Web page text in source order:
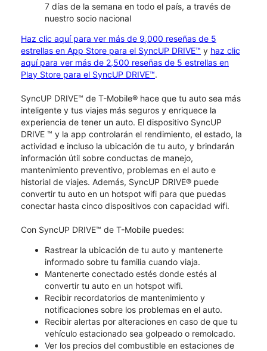
7 días de la semana en todo el país, a través de
nuestro socio nacional
Haz clic aquí para ver más de 9,000 reseñas de 5
estrellas en App Store para el SyncUP DRIVE™ y haz clic
aquí para ver más de 2,500 reseñas de 5 estrellas en
Play Store para el SyncUP DRIVE™.
SyncUP DRIVE™ de T-Mobile® hace que tu auto sea más
inteligente y tus viajes más seguros y enriquece la
experiencia de tener un auto. El dispositivo SyncUP
DRIVE ™ y la app controlarán el rendimiento, el estado, la
actividad e incluso la ubicación de tu auto, y brindarán
información útil sobre conductas de manejo,
mantenimiento preventivo, problemas en el auto e
historial de viajes. Además, SyncUP DRIVE® puede
convertir tu auto en un hotspot wifi para que puedas
conectar hasta cinco dispositivos con capacidad wifi.
Con SyncUP DRIVE™ de T-Mobile puedes:
Rastrear la ubicación de tu auto y mantenerte
informado sobre tu familia cuando viaja.
Mantenerte conectado estés donde estés al
convertir tu auto en un hotspot wifi.
Recibir recordatorios de mantenimiento y
notificaciones sobre los problemas en el auto.
Recibir alertas por alteraciones en caso de que tu
vehículo estacionado sea golpeado o remolcado.
Ver los precios del combustible en estaciones de